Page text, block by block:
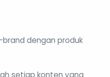
dengan produk
setiap konten yang